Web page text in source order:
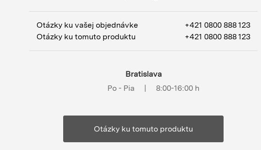
Otázky ku vašej objednávke
+421 0800 888 123
Otázky ku tomuto produktu
+421 0800 888 123
Bratislava
Po - Pia
| 8:00-16:00 h
Otázky ku tomuto produktu